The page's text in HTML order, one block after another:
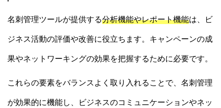
名刺管理ツールが提供する分析機能やレポート機能は、ビ
ジネス活動の評価や改善に役立ちます。キャンペーンの成
果やネットワーキングの効果を把握するために必要です。
これらの要素をバランスよく取り入れることで、名刺管理
が効果的に機能し、ビジネスのコミュニケーションやネッ